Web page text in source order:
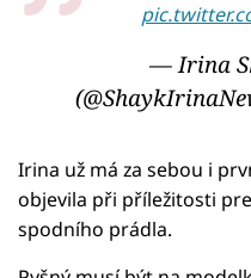
— Irina
Irina už má za sebou i
objevila při příležitosti
spodního prádla.